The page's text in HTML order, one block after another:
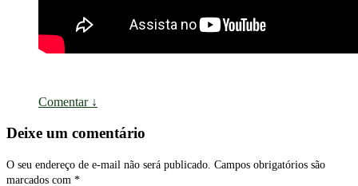
Comentar ↓
Deixe um comentário
O seu endereço de e-mail não será publicado. Campos obrigatórios são
marcados com *